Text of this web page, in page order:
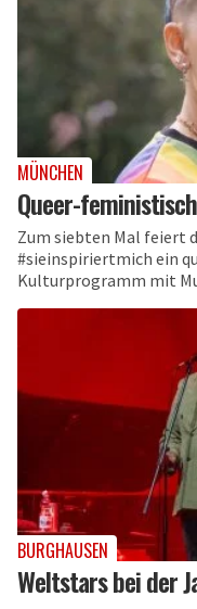
MÜNCHEN
Queer-
Zum siebten Mal feiert
#sieinspiriertmich ein
Kulturprogramm mit
BURGHAUSEN
Weltstars bei der